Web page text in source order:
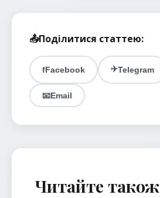
📤Поділитися статтею:
fFacebook ✈️Telegram
📧Email
Читайте також